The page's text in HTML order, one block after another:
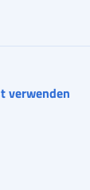
verwenden